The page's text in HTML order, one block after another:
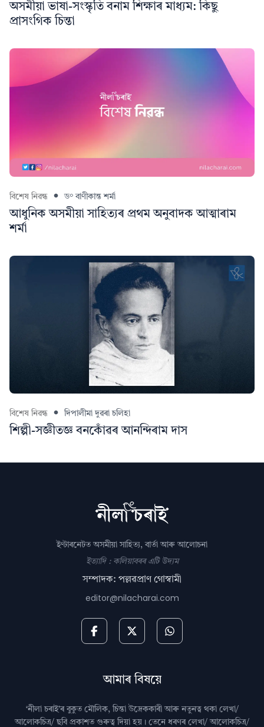
অসমীয়া ভাষা-সংস্কৃতি বনাম শিক্ষাৰ মাধ্যম: কিছু
প্ৰাসংগিক চিন্তা
বিশেষ নিৱন্ধ ড° বাণীকান্ত শৰ্মা
আধুনিক অসমীয়া সাহিত্যৰ প্ৰথম অনুবাদক আত্মাৰাম
শৰ্মা
বিশেষ নিৱন্ধ দিপালীমা দুৱৰা চলিহা
শিল্পী-সজ্ঞীতজ্ঞ বনকোঁৱৰ আনন্দিৰাম দাস
ইণ্টাৰনেটত অসমীয়া সাহিত্য, বাৰ্তা আৰু আলোচনা
ইত্যাদি : কলিয়াবৰৰ এটি উদ্যম
সম্পাদক: পল্লৱপ্ৰাণ গোস্বামী
editor@nilacharai.com
আমাৰ বিষয়ে
‘নীলা চৰাই’ৰ বুকুত মৌলিক, চিন্তা উদ্রেককাৰী আৰু নতুনত্ব থকা লেখা/
আলোকচিত্ৰ/ ছবি প্রকাশত গুৰুত্ব দিয়া হয়। তেনে ধৰণৰ লেখা/ আলোকচিত্ৰ/